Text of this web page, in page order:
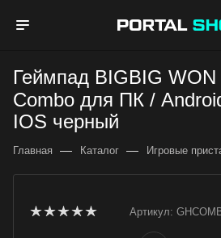
Геймпад BIGBIG WON
Combo для ПК /
IOS черный
Главная — Каталог — Игровые
Артикул: